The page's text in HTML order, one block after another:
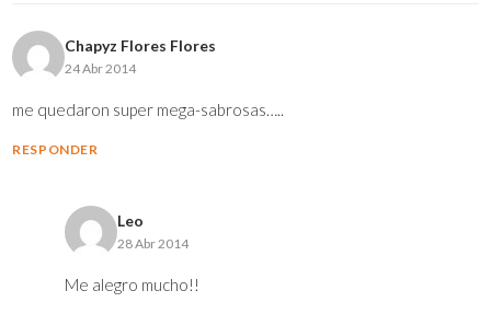
Chapyz Flores Flores
24 Abr 2014
me quedaron super mega-sabrosas…..
RESPONDER
Leo
28 Abr 2014
Me alegro mucho!!